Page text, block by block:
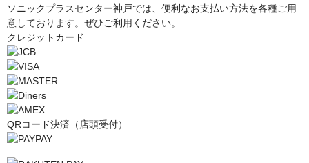
ソニックプラスセンター神戸では、便利なお支払い方法を各種ご用
意しております。ぜひご利用ください。
クレジットカード
QRコード決済（店頭受付）